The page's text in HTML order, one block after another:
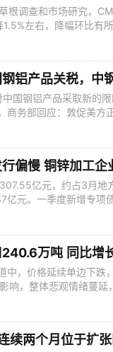
根调查和市场研究，
左右，降幅环比有
近期市场热度持续下滑
铝产品关税，中
国钢铝产品采取新的
务部回应：敦促美方
施。中方将采取一切
偏慢 铜锌加工企
亿元，约占3月地
元。一季度新增专项
一季度新增专项债发行
万吨 同比增
中，价格延续单边下跌
，整体悲观情绪蔓延
旧同比低位，环比改
续两个月位于扩张